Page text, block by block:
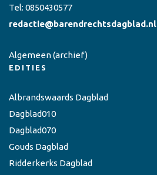
Tel: 0850430577
redactie@barendrechtsdagblad.nl
Algemeen(archief)
EDITIES
Albrandswaards Dagblad
Dagblad010
Dagblad070
Gouds Dagblad
Ridderkerks Dagblad